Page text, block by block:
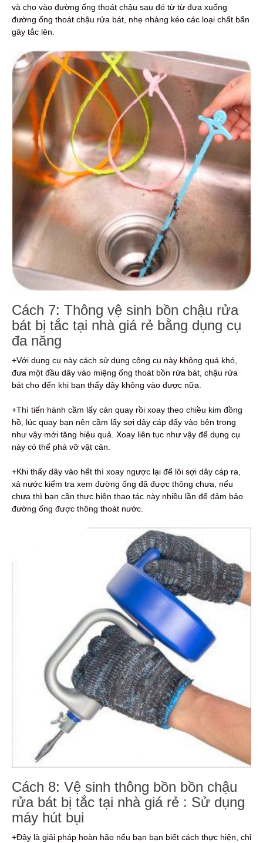
và cho vào đường ống thoát chậu sau đó từ từ đưa xuống
đường ống thoát chậu rửa bát, nhẹ nhàng kéo các loại chất bẩn
gây tắc lên.
Cách 7: Thông vệ sinh bồn chậu rửa
bát bị tắc tại nhà giá rẻ bằng dụng cụ
đa năng
+Với dụng cụ này cách sử dụng công cụ này không quá khó,
đưa một đầu dây vào miệng ống thoát bồn rửa bát, chậu rửa
bát cho đến khi bạn thấy dây không vào được nữa.
+Thì tiến hành cầm lấy cán quay rồi xoay theo chiều kim đồng
hồ, lúc quay bạn nên cầm lấy sợi dây cáp đẩy vào bên trong
như vậy mới tăng hiệu quả. Xoay liên tục như vậy để dụng cụ
này có thể phá vỡ vật cản.
+Khi thấy dây vào hết thì xoay ngược lại để lôi sợi dây cáp ra,
xả nước kiểm tra xem đường ống đã được thông chưa, nếu
chưa thì bạn cần thực hiện thao tác này nhiều lần để đảm bảo
đường ống được thông thoát nước.
Cách 8: Vệ sinh thông bồn bồn chậu
rửa bát bị tắc tại nhà giá rẻ : Sử dụng
máy hút bụi
+Đây là giải pháp hoàn hão nếu bạn bạn biết cách thực hiện, chỉ